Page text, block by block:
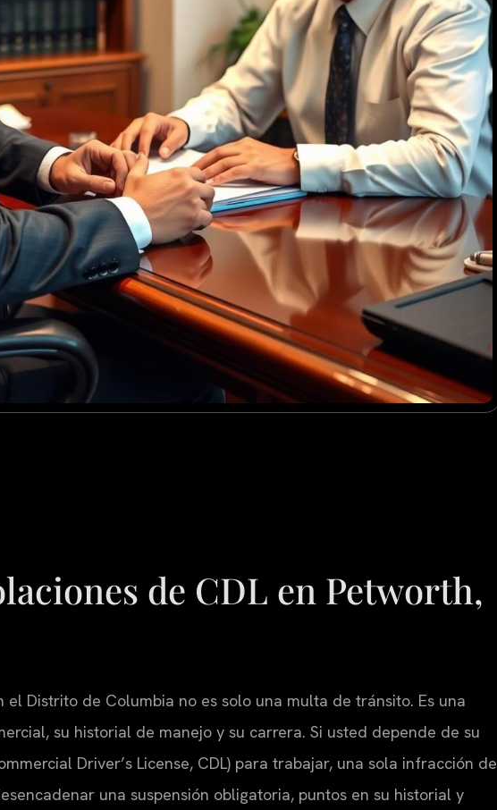
de CDL en Petworth,
el Distrito de Columbia no es solo una multa de tránsito. Es una
su historial de manejo y su carrera. Si usted depende de su
Driver’s License, CDL) para trabajar, una sola infracción de
una suspensión obligatoria, puntos en su historial y